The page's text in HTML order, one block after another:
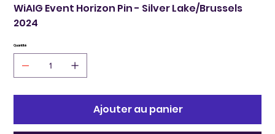
WiAIG Event Horizon Pin - Silver Lake/Brussels
2024
Quantité
Ajouter au panier